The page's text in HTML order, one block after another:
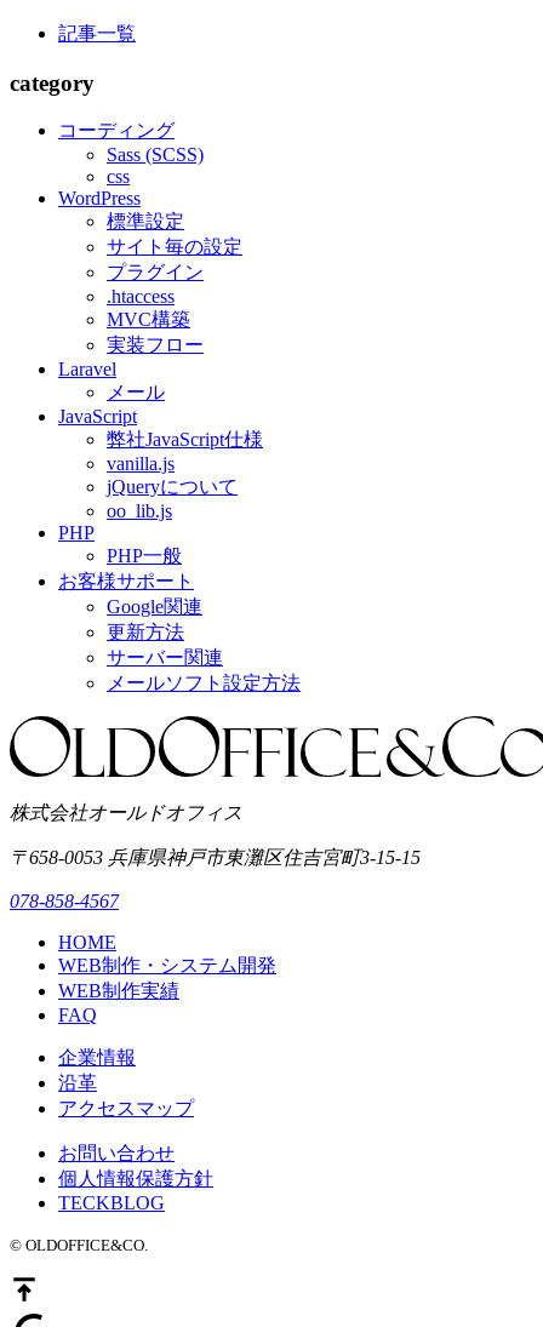
記事一覧
category
コーディング
Sass (SCSS)
css
WordPress
標準設定
サイト毎の設定
プラグイン
.htaccess
MVC構築
実装フロー
Laravel
メール
JavaScript
弊社JavaScript仕様
vanilla.js
jQueryについて
oo_lib.js
PHP
PHP一般
お客様サポート
Google関連
更新方法
サーバー関連
メールソフト設定方法
株式会社オールドオフィス
〒658-0053 兵庫県神戸市東灘区住吉宮町3-15-15
078-858-4567
HOME
WEB制作・システム開発
WEB制作実績
FAQ
企業情報
沿革
アクセスマップ
お問い合わせ
個人情報保護方針
TECKBLOG
© OLDOFFICE&CO.